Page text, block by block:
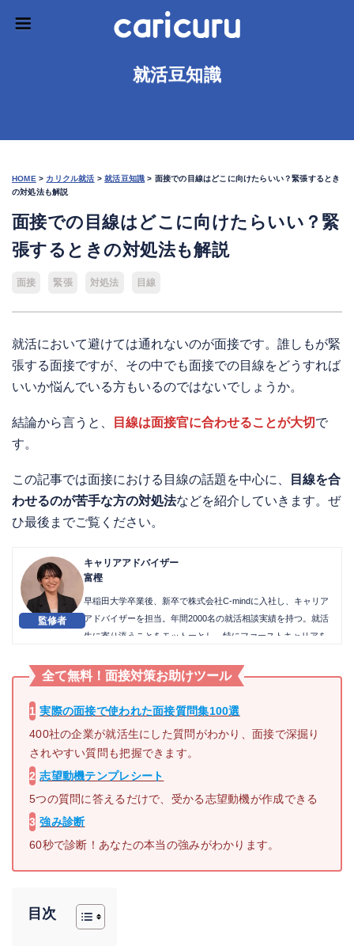
就活豆知識
HOME > カリクル就活 >就活豆知識 > 面接での目線はどこに向けたらいい？緊張するとき
の対処法も解説
面接での目線はどこに向けたらいい？緊
張するときの対処法も解説
面接 緊張 対処法 目線
就活において避けては通れないのが面接です。誰しもが緊
張する面接ですが、その中でも面接での目線をどうすれば
いいか悩んでいる方もいるのではないでしょうか。
結論から言うと、 目線は面接官に合わせることが大切 で
す。
この記事では面接における目線の話題を中心に、
目線を合
わせるのが苦手な方の対処法などを紹介していきます。ぜ
ひ最後までご覧ください。
キャリアアドバイザー
富樫
早稲田大学卒業後、新卒で株式会社C-mindに入社し、キャリア
アドバイザーを担当。年間2000名の就活相談実績を持つ。就活
生に寄り添うことをモットーとし、特にファーストキャリアを
おいて2024年度上半期MVPを獲得した。
全て無料！面接対策お助けツール
1 実際の面接で使われた面接質問集100選
400社の企業が就活生にした質問がわかり、面接で深掘り
されやすい質問も把握できます。
2 志望動機テンプレシート
5つの質問に答えるだけで、受かる志望動機が作成できる
3 強み診断
60秒で診断！あなたの本当の強みがわかります。
目次